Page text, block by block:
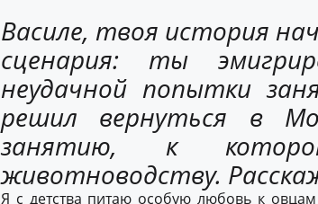
Василе, твоя история
сценария: ты
неудачной попытки
решил вернуться в
занятию, к
животноводству.
Я с детства питаю особую любовь к